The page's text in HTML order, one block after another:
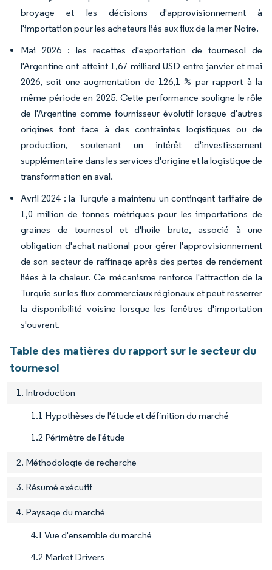
broyage et les décisions d'approvisionnement à
l'importation pour les acheteurs liés aux flux de la mer Noire.
Mai 2026 : les recettes d'exportation de tournesol de
l'Argentine ont atteint 1,67 milliard USD entre janvier et mai
2026, soit une augmentation de 126,1 % par rapport à la
même période en 2025. Cette performance souligne le rôle
de l'Argentine comme fournisseur évolutif lorsque d'autres
origines font face à des contraintes logistiques ou de
production, soutenant un intérêt d'investissement
supplémentaire dans les services d'origine et la logistique de
transformation en aval.
Avril 2024 : la Turquie a maintenu un contingent tarifaire de
1,0 million de tonnes métriques pour les importations de
graines de tournesol et d'huile brute, associé à une
obligation d'achat national pour gérer l'approvisionnement
de son secteur de raffinage après des pertes de rendement
liées à la chaleur. Ce mécanisme renforce l'attraction de la
Turquie sur les flux commerciaux régionaux et peut resserrer
la disponibilité voisine lorsque les fenêtres d'importation
s'ouvrent.
Table des matières du rapport sur le secteur du
tournesol
1. Introduction
1.1 Hypothèses de l'étude et définition du marché
1.2 Périmètre de l'étude
2. Méthodologie de recherche
3. Résumé exécutif
4. Paysage du marché
4.1 Vue d'ensemble du marché
4.2 Market Drivers